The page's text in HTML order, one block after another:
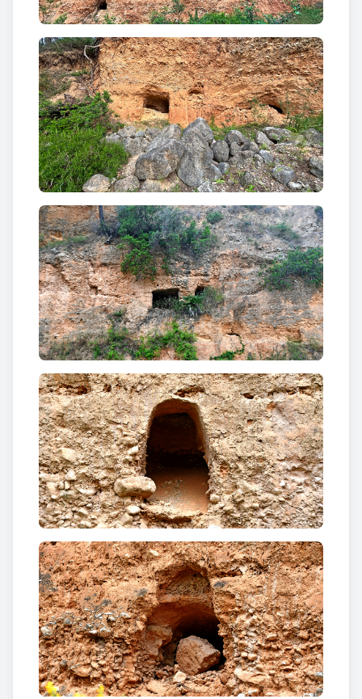
Benifallet i de Prat. La historiadora del Pinell,
Antònia Serres, que tantes petjades han deixat
escrites a la seva població nadiua, explica al seu
llibre, «Viure i treballar», els detalls de l’explotació
d’aquestes mines.
«L’anar a la mina» va donar molt treball al poble,
sofrint molt i cobrant poc. L’Antònia Serres, ho
escriu i diu: «el treball s’organitzava en colles.
Obrien clots d’uns profunditat entre vint i seixanta
metres i després seguien les galeries. A cop de pic
arrencaven la terra i a cabassos, el carrejador la
pujava al coll a la superfície. Allí, les dones tant si
feia fred com calor, assegudes a terra, amb un soc
entre les cames i una aixadella a la mà triaven la
terra bona de l’escòria, la qual formava «lo rossec».
«A penes apuntava el sol es posaven a treballar. La
Carmeta del Bou (1922) recorda els hiverns freds...
seien sobre uns sacs plens de palla o fenàs per triar
la terra. Per resguardar-se del fred, encenien una
foguera i hi posaven pedres. Un cop calentes, les
embolicaven amb sacs i se les col·locaven al voltant
dels peus per escalfar-los. A l’estiu per evitar la
calor, amb un pal de ferro a terra, lligaven un canyís
l’encarregat els avisava, havien de carrejar la terra
triada amb cabassos fins el magatzem i anaven a
dinar. Per la tarda feien la mateixa operació i
pesaven la producció...l’objectiu consistia en fer 18
pesades de 200 quilos, o sigui 2.800 quilos. Si es
tractava de terra fina, 3.600 quilos. Si treien la terra
rosada augmentaven a 7.200 quilos. I la terra groga